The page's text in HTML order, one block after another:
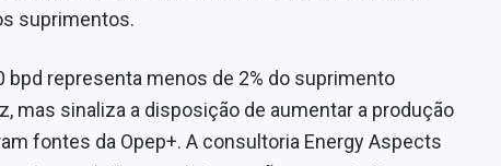
suprimentos.
bpd representa menos de 2% do suprimento
mas sinaliza a disposição de aumentar a produção
fontes da Opep+. A consultoria Energy Aspects